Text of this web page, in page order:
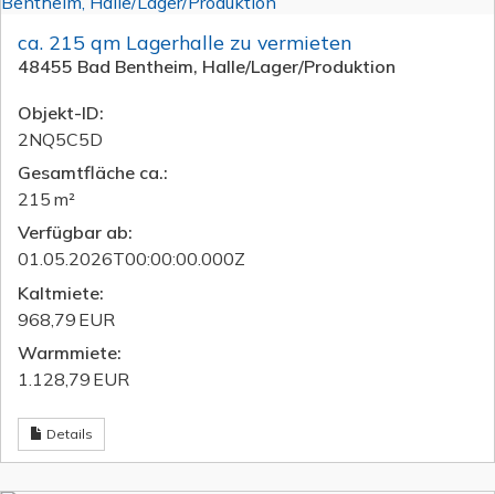
ca. 215 qm Lagerhalle zu vermieten
48455 Bad Bentheim, Halle/Lager/Produktion
Objekt-ID:
2NQ5C5D
Gesamtfläche ca.:
215 m²
Verfügbar ab:
01.05.2026T00:00:00.000Z
Kaltmiete:
968,79 EUR
Warmmiete:
1.128,79 EUR
Details